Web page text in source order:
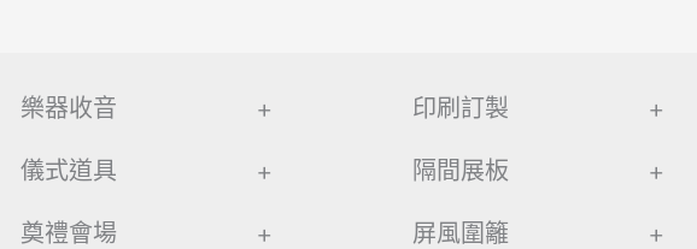
樂器收音 +
儀式道具 +
奠禮會場 +
印刷訂製 +
隔間展板 +
屏風圍籬 +